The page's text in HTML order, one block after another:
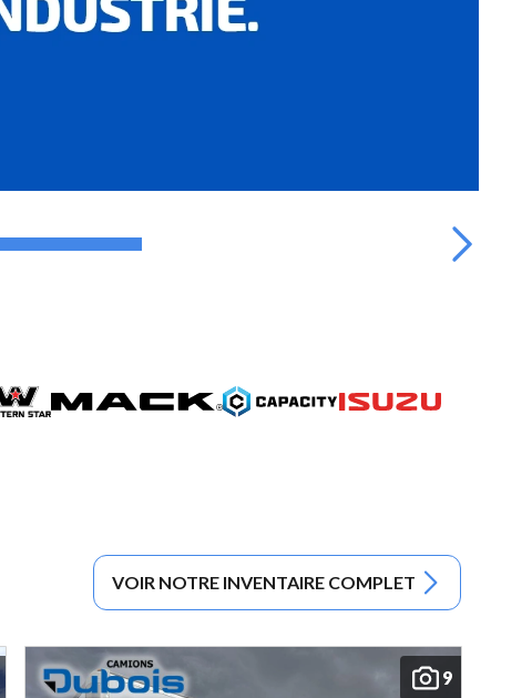
VOIR NOTRE INVENTAIRE COMPLET
9